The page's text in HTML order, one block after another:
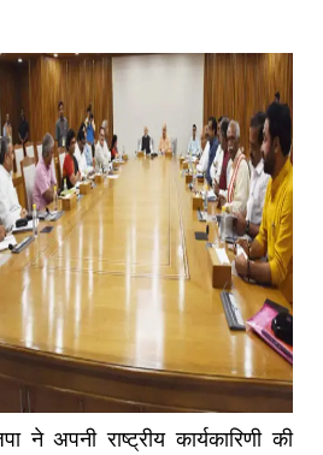
ने अपनी राष्ट्रीय कार्यकारिणी की